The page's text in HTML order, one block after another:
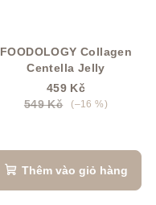
FOODOLOGY Collagen
Centella Jelly
459 Kč
549 Kč
(–16 %)
Thêm vào giỏ hàng